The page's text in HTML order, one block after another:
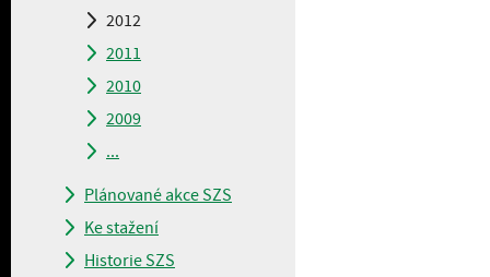
2012
2011
2010
2009
...
Plánované akce SZS
Ke stažení
Historie SZS